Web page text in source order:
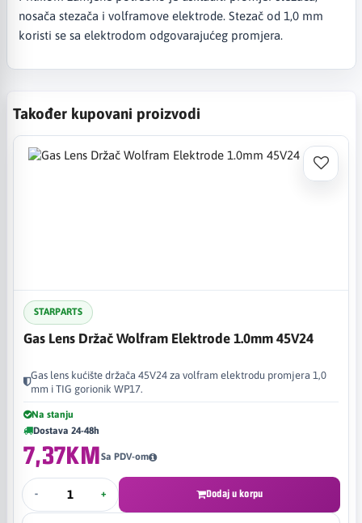
nosača stezača i volframove elektrode. Stezač od 1,0 mm
koristi se sa elektrodom odgovarajućeg promjera.
Također kupovani proizvodi
STARPARTS
Gas Lens Držač Wolfram Elektrode 1.0mm 45V24
Gas lens kućište držača 45V24 za volfram elektrodu promjera 1,0
mm i TIG gorionik WP17.
Na stanju
Dostava 24-48h
7,37KMSa PDV-om
- + Dodaj u korpu